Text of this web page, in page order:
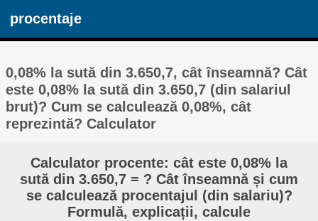
procentaje
0,08% la sută din 3.650,7, cât înseamnă? Cât
este 0,08% la sută din 3.650,7 (din salariul
brut)? Cum se calculează 0,08%, cât
reprezintă? Calculator
Calculator procente: cât este 0,08% la
sută din 3.650,7 = ? Cât înseamnă și cum
se calculează procentajul (din salariu)?
Formulă, explicații, calcule